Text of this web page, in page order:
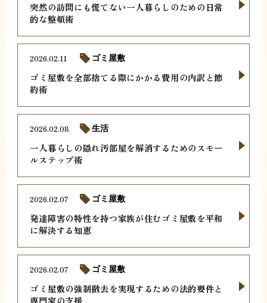
突然の訪問にも慌てない一人暮らしのための日常
的な整頓術
ゴミ屋敷を全部捨てる際にかかる費用の内訳と節
約術
2026.02.11 ゴミ屋敷
一人暮らしの隠れ汚部屋を解消するためのスモー
ルステップ術
2026.02.08 生活
発達障害の特性を持つ家族が住むゴミ屋敷を平和
に解決する知恵
2026.02.07 ゴミ屋敷
ゴミ屋敷の強制撤去を実現するための法的要件と
専門家の支援
2026.02.07 ゴミ屋敷